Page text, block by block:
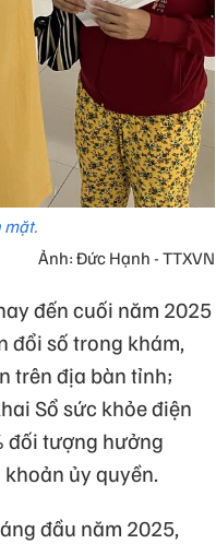
mặt.
Ảnh: Đức Hạnh - TTXVN
đến cuối năm 2025
đổi số trong khám,
trên địa bàn tỉnh;
Sổ sức khỏe điện
đối tượng hưởng
ủy quyền.
đầu năm 2025,